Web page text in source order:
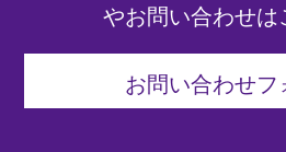
やお問い合わせは
お問い合わせフ